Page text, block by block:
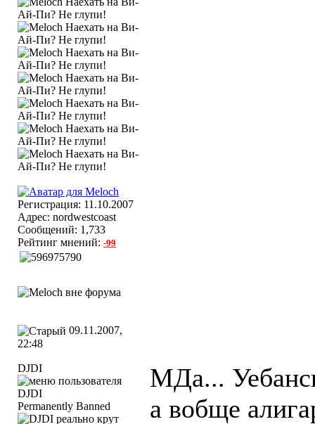
Регистрация: 11.10.2007
Адрес: nordwestcoast
Сообщений: 1,733
Рейтинг мнений: -99
09.11.2007,
22:48
DJDI
Permanently Banned
МДа...
а вобще